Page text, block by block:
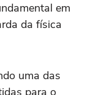
em
da física
uma das
para o